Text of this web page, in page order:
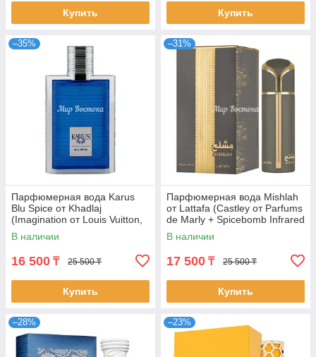
Купить Купить
–35%
Парфюмерная вода Karus
Blu Spice от Khadlaj
(Imagination от Louis Vuitton,
100 мл)
В наличии
16 500 ₸ 25 500 ₸
Купить
–31%
Парфюмерная вода Mishlah
от Lattafa (Castley от Parfums
de Marly + Spicebomb Infrared
от Viktor&Rolf, 100 мл)
В наличии
17 500 ₸ 25 500 ₸
Купить
–28% –23%